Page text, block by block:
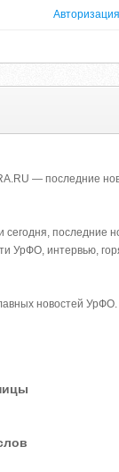
Авторизация
— последние
сегодня, последние
УрФО, интервью,
новостей